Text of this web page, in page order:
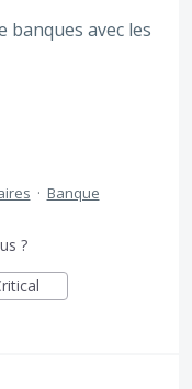
banques avec les
· Banque
?